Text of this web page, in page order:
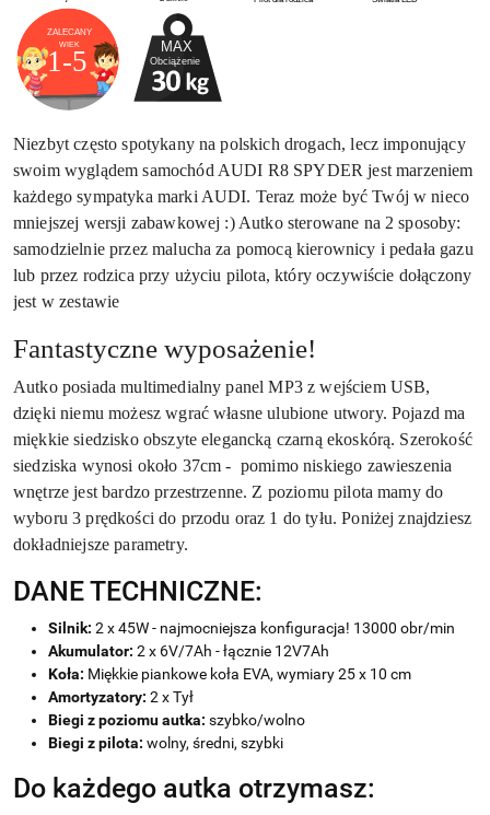
Niezbyt często spotykany na polskich drogach, lecz imponujący
swoim wyglądem samochód AUDI R8 SPYDER jest marzeniem
każdego sympatyka marki AUDI. Teraz może być Twój w nieco
mniejszej wersji zabawkowej :) Autko sterowane na 2 sposoby:
samodzielnie przez malucha za pomocą kierownicy i pedała gazu
lub przez rodzica przy użyciu pilota, który oczywiście dołączony
jest w zestawie
Fantastyczne wyposażenie!
Autko posiada multimedialny panel MP3 z wejściem USB,
dzięki niemu możesz wgrać własne ulubione utwory. Pojazd ma
miękkie siedzisko obszyte elegancką czarną ekoskórą. Szerokość
siedziska wynosi około 37cm - pomimo niskiego zawieszenia
wnętrze jest bardzo przestrzenne. Z poziomu pilota mamy do
wyboru 3 prędkości do przodu oraz 1 do tyłu. Poniżej znajdziesz
dokładniejsze parametry.
DANE TECHNICZNE:
Silnik: 2 x 45W - najmocniejsza konfiguracja! 13000 obr/min
Akumulator: 2 x 6V/7Ah - łącznie 12V7Ah
Koła: Miękkie piankowe koła EVA, wymiary 25 x 10 cm
Amortyzatory: 2 x Tył
Biegi z poziomu autka: szybko/wolno
Biegi z pilota: wolny, średni, szybki
Do każdego autka otrzymasz: